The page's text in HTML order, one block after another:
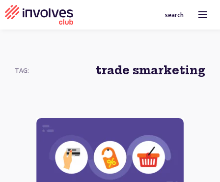
search
TAG: trade smarketing